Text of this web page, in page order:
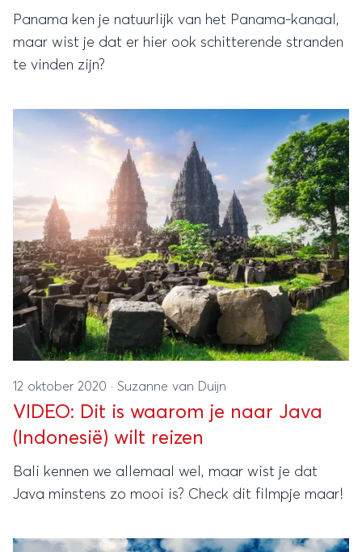
Panama ken je natuurlijk van het Panama-kanaal,
maar wist je dat er hier ook schitterende stranden
te vinden zijn?
12 oktober 2020 · Suzanne van Duijn
VIDEO: Dit is waarom je naar Java
(Indonesië) wilt reizen
Bali kennen we allemaal wel, maar wist je dat
Java minstens zo mooi is? Check dit filmpje maar!